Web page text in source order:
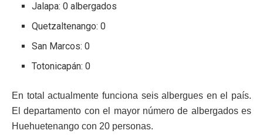
Jalapa: 0 albergados
Quetzaltenango: 0
San Marcos: 0
Totonicapán: 0
En total actualmente funciona seis albergues en el país.
El departamento con el mayor número de albergados es
Huehuetenango con 20 personas.